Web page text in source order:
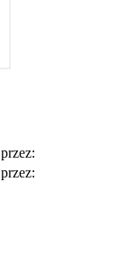
przez:
przez: